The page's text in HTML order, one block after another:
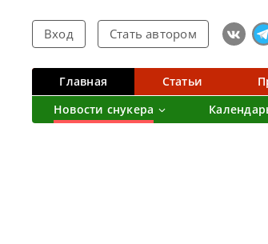
Вход Стать автором
Главная Статьи
Новости снукера